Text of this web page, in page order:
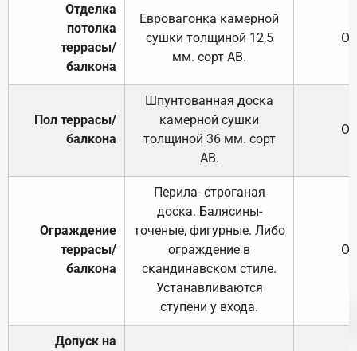
Отделка
потолка
террасы/
балкона
Евровагонка камерной
сушки толщиной 12,5
мм. сорт АВ.
Пол террасы/
балкона
Шпунтованная доска
камерной сушки
толщиной 36 мм. сорт
АВ.
Ограждение
террасы/
балкона
Перила- строганая
доска. Балясины-
точеные, фигурные. Либо
ограждение в
скандинавском стиле.
Устанавливаются
ступени у входа.
Допуск на